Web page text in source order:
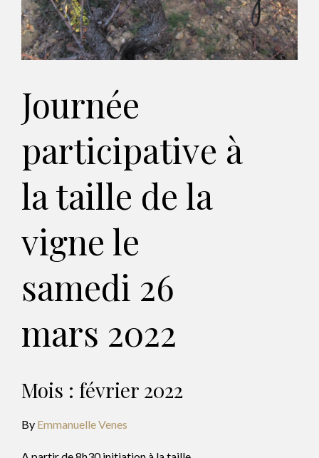
Journée
participative à
la taille de la
vigne le
samedi 26
mars 2022
Mois : février 2022
By Emmanuelle Venes